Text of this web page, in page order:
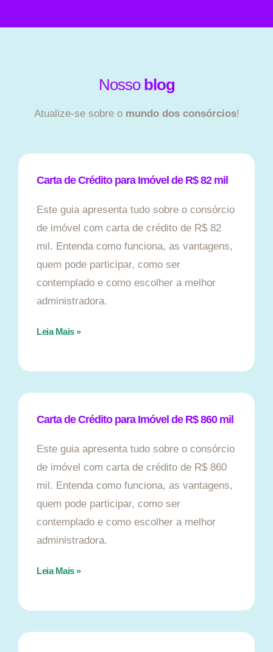
Nosso blog
Atualize-se sobre o mundo dos consórcios!
Carta de Crédito para Imóvel de R$ 82 mil
Este guia apresenta tudo sobre o consórcio
de imóvel com carta de crédito de R$ 82
mil. Entenda como funciona, as vantagens,
quem pode participar, como ser
contemplado e como escolher a melhor
administradora.
Leia Mais »
Carta de Crédito para Imóvel de R$ 860 mil
Este guia apresenta tudo sobre o consórcio
de imóvel com carta de crédito de R$ 860
mil. Entenda como funciona, as vantagens,
quem pode participar, como ser
contemplado e como escolher a melhor
administradora.
Leia Mais »